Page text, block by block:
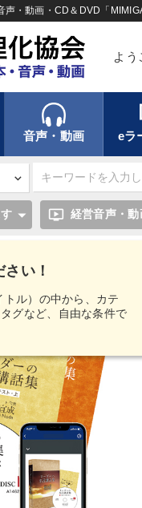
・動画・CD＆DVD「
よう
音声・動画 eラ
い！
ル）の中から、カテ
グなど、自由な条件で
ondemand_video 経営音声・動